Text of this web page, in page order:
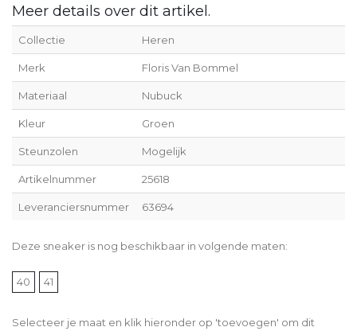
Meer details over dit artikel.
Collectie Heren
Merk Floris Van Bommel
Materiaal Nubuck
Kleur Groen
Steunzolen Mogelijk
Artikelnummer 25618
Leveranciersnummer 63694
Deze sneaker is nog beschikbaar in volgende maten:
40 41
Selecteer je maat en klik hieronder op 'toevoegen' om dit